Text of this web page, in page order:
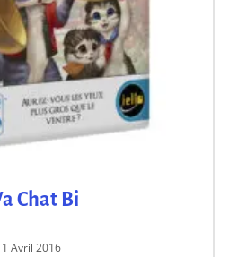
Chat Bi
1 Avril 2016